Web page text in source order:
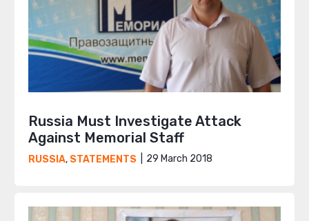
Russia Must Investigate Attack
Against Memorial Staff
RUSSIA, STATEMENTS 29 March 2018